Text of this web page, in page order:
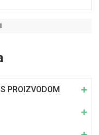
PROIZVODOM